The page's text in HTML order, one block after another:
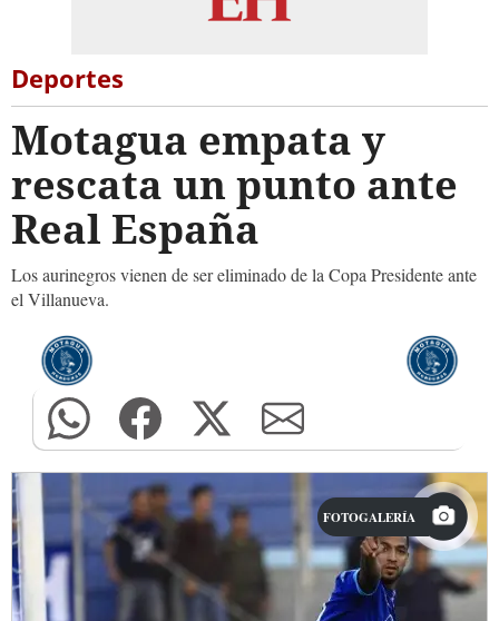
Deportes
Motagua empata y
rescata un punto ante
Real España
Los aurinegros vienen de ser eliminado de la Copa Presidente ante
el Villanueva.
FOTOGALERÍA